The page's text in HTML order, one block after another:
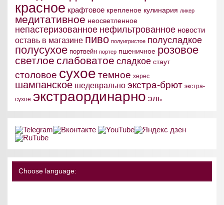
красное крафтовое крепленое кулинария ликер
медитативное неосветленное
непастеризованное нефильтрованное новости
оставь в магазине пиво полуигристое полусладкое
полусухое портвейн портер пшеничное розовое
светлое слабоватое сладкое стаут
столовое сухое темное херес
шампанское шедеврально экстра-брют экстра-
сухое экстраординарно эль
Choose language: